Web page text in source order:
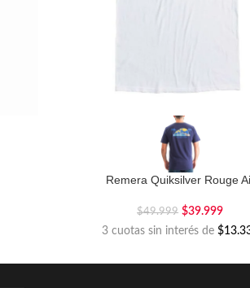
Remera Quiksilver Rouge
$49.999 $39.999
3 cuotas sin interés de